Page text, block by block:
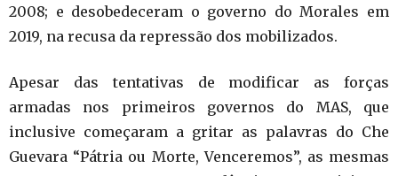
2008; e desobedeceram o governo do Morales em
2019, na recusa da repressão dos mobilizados.
Apesar das tentativas de modificar as forças
armadas nos primeiros governos do MAS, que
inclusive começaram a gritar as palavras do Che
Guevara “Pátria ou Morte, Venceremos”, as mesmas